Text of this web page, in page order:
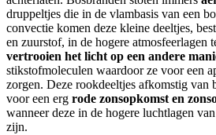
druppeltjes die in de vlambasis van een
convectie komen deze kleine deeltjes,
en zuurstof, in de hogere atmosfeerlagen
vertrooien het licht op een andere
stikstofmoleculen waardoor ze voor een
zorgen. Deze rookdeeltjes afkomstig van
voor een erg rode zonsopkomst en
wanneer deze in de hogere luchtlagen
zijn.